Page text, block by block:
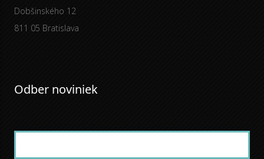
Dobšinského 12
811 05 Bratislava
Odber noviniek